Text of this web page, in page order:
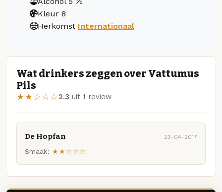
Kleur 8
Herkomst Internationaal
Wat drinkers zeggen over Vattumus
Pils
★★☆☆☆2.3 uit 1 review
De Hopfan 23-04-2017
Smaak: ★★☆☆☆